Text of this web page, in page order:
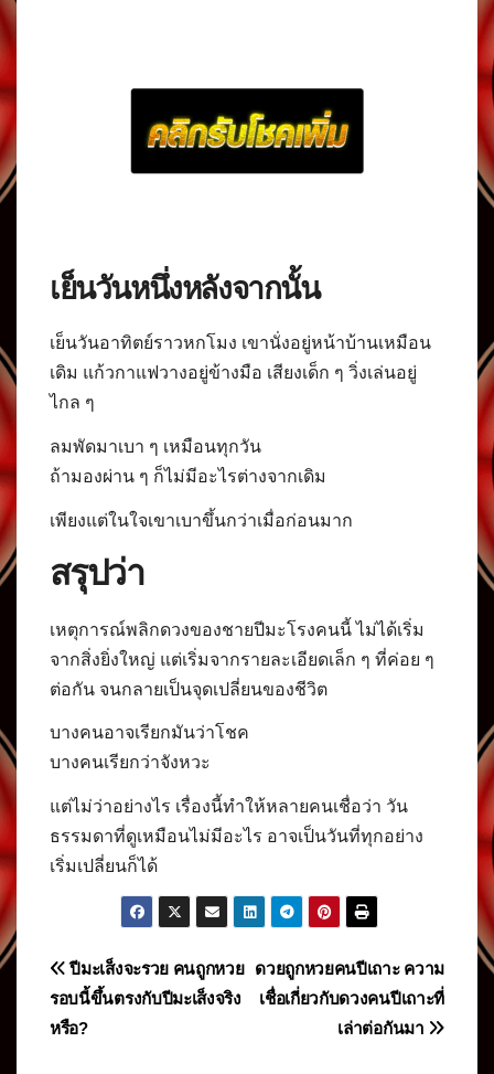
เย็นวันหนึ่งหลังจากนั้น
เย็นวันอาทิตย์ราวหกโมง เขานั่งอยู่หน้าบ้านเหมือน
เดิม แก้วกาแฟวางอยู่ข้างมือ เสียงเด็ก ๆ วิ่งเล่นอยู่
ไกล ๆ
ลมพัดมาเบา ๆ เหมือนทุกวัน
ถ้ามองผ่าน ๆ ก็ไม่มีอะไรต่างจากเดิม
เพียงแต่ในใจเขาเบาขึ้นกว่าเมื่อก่อนมาก
สรุปว่า
เหตุการณ์พลิกดวงของชายปีมะโรงคนนี้ ไม่ได้เริ่ม
จากสิ่งยิ่งใหญ่ แต่เริ่มจากรายละเอียดเล็ก ๆ ที่ค่อย ๆ
ต่อกัน จนกลายเป็นจุดเปลี่ยนของชีวิต
บางคนอาจเรียกมันว่าโชค
บางคนเรียกว่าจังหวะ
แต่ไม่ว่าอย่างไร เรื่องนี้ทำให้หลายคนเชื่อว่า วัน
ธรรมดาที่ดูเหมือนไม่มีอะไร อาจเป็นวันที่ทุกอย่าง
เริ่มเปลี่ยนก็ได้
แนะแนว
เรื่อง
ดวยถูกหวยคนปีเถาะ ความ
เชื่อเกี่ยวกับดวงคนปีเถาะที่
เล่าต่อกันมา
ปีมะเส็งจะรวย คนถูกหวย
รอบนี้ขึ้นตรงกับปีมะเส็งจริง
หรือ?